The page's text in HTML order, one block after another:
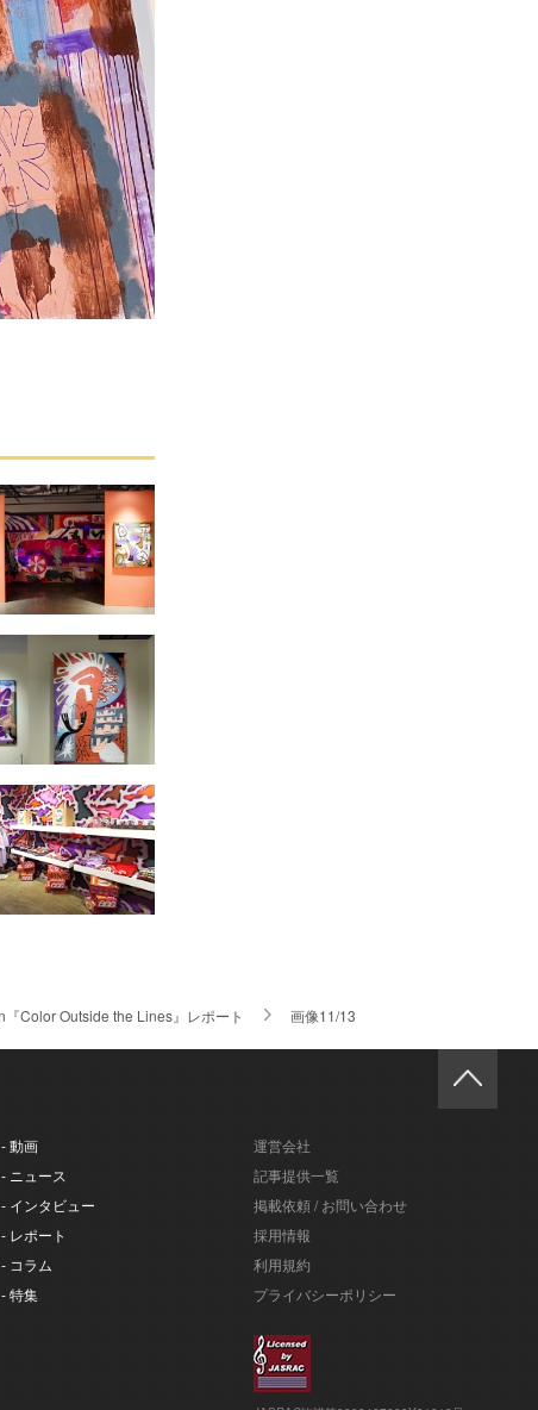
Color Outside the Lines』レポート 画像11/13
- 動画
- ニュース
- インタビュー
- レポート
- コラム
- 特集
運営会社
記事提供一覧
掲載依頼 / お問い合わせ
採用情報
利用規約
プライバシーポリシー